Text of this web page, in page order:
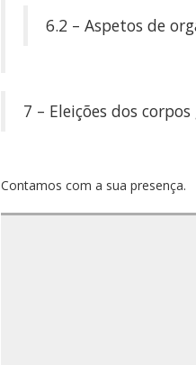
6.2 – Aspetos de
7 – Eleições dos
Contamos com a sua presença.